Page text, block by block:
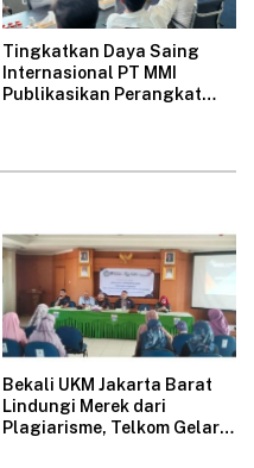
Tingkatkan Daya Saing
Internasional PT MMI
Publikasikan Perangkat
Bekali UKM Jakarta Barat
Lindungi Merek dari
Plagiarisme, Telkom Gelar